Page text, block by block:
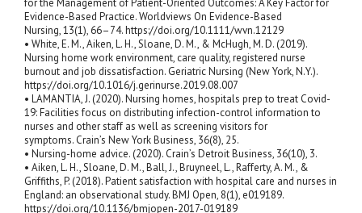
for the Management of Patient-Oriented Outcomes: A Key Factor for
Evidence-Based Practice. Worldviews On Evidence-Based
Nursing, 13(1), 66–74. https://doi.org/10.1111/wvn.12129
• White, E. M., Aiken, L. H., Sloane, D. M., & McHugh, M. D. (2019).
Nursing home work environment, care quality, registered nurse
burnout and job dissatisfaction. Geriatric Nursing (New York, N.Y.).
https://doi.org/10.1016/j.gerinurse.2019.08.007
• LAMANTIA, J. (2020). Nursing homes, hospitals prep to treat Covid-
19: Facilities focus on distributing infection-control information to
nurses and other staff as well as screening visitors for
symptoms. Crain’s New York Business, 36(8), 25.
• Nursing-home advice. (2020). Crain’s Detroit Business, 36(10), 3.
• Aiken, L. H., Sloane, D. M., Ball, J., Bruyneel, L., Rafferty, A. M., &
Griffiths, P. (2018). Patient satisfaction with hospital care and nurses in
England: an observational study. BMJ Open, 8(1), e019189.
https://doi.org/10.1136/bmjopen-2017-019189